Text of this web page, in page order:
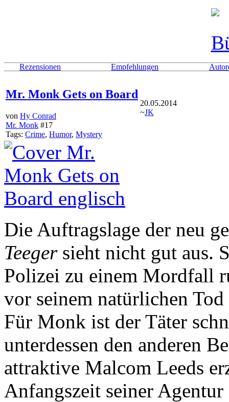
Rezensionen Empfehlungen
Mr. Monk Gets on Board
von Hy Conrad
Mr. Monk #17
Tags: Crime, Humor, Mystery
20.05.2014
~JK
Die Auftragslage der neu
Teegersieht nicht gut aus.
Polizei zu einem Mordfall
vor seinem natürlichen
Für Monk ist der Täter
unterdessen den anderen
attraktive Malcom Leeds
Anfangszeit seiner